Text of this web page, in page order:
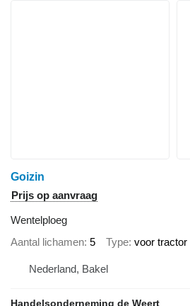
Goizin
Prijs op aanvraag
Wentelploeg
Aantal lichamen 5 Type voor tractor
Nederland, Bakel
Handelsonderneming de Weert